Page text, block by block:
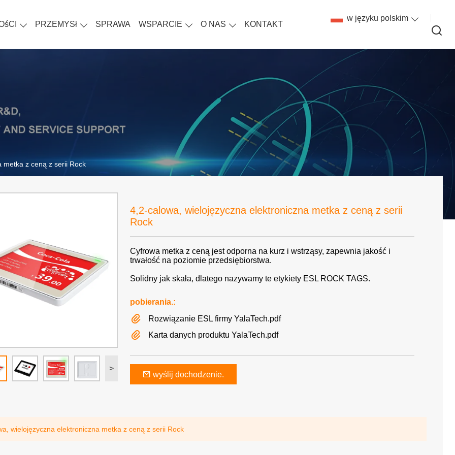
PRZEMYSł SPRAWA WSPARCIE O NAS KONTAKT
w języku polskim
metka z ceną z serii Rock
>
4,2-calowa, wielojęzyczna elektroniczna metka z ceną z serii
Rock
Cyfrowa metka z ceną jest odporna na kurz i wstrząsy, zapewnia jakość i
trwałość na poziomie przedsiębiorstwa.
Solidny jak skała, dlatego nazywamy te etykiety ESL ROCK TAGS.
pobierania.:
Rozwiązanie ESL firmy YalaTech.pdf
Karta danych produktu YalaTech.pdf
wyślij dochodzenie.
wielojęzyczna elektroniczna metka z ceną z serii Rock